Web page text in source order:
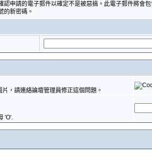
申請的電子郵件以確定不是被惡搞。此電子郵件將會
的新密碼。
，請連絡論壇管理員修正這個問題。
'O'.